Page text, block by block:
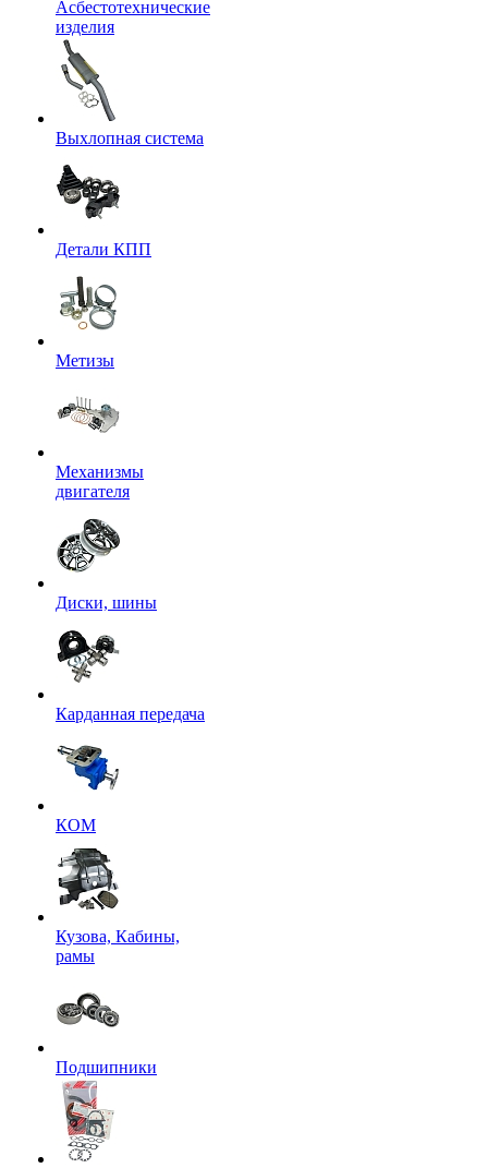
Асбестотехнические
изделия
Выхлопная система
Детали КПП
Метизы
Механизмы
двигателя
Диски, шины
Карданная передача
КОМ
Кузова, Кабины,
рамы
Подшипники